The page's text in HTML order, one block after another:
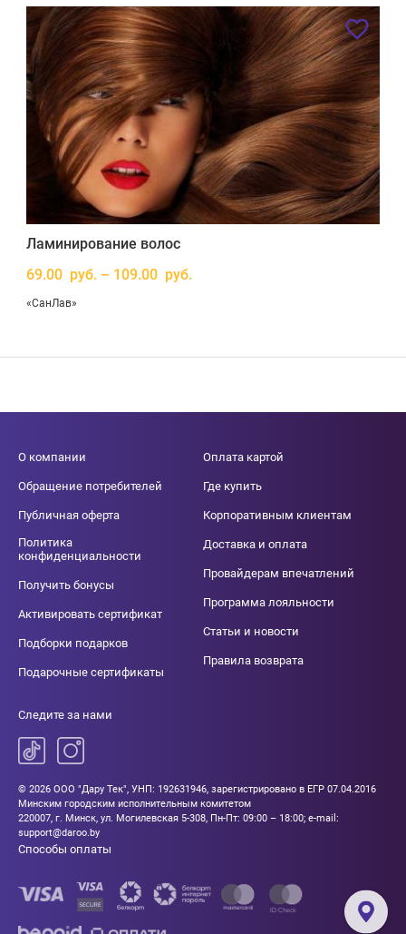
Ламинирование волос
69.00 руб. – 109.00 руб.
«СанЛав»
О компании
Обращение потребителей
Публичная оферта
Политика
конфиденциальности
Получить бонусы
Активировать сертификат
Подборки подарков
Подарочные сертификаты
Оплата картой
Где купить
Корпоративным клиентам
Доставка и оплата
Провайдерам впечатлений
Программа лояльности
Статьи и новости
Правила возврата
Следите за нами
© 2026 ООО "Дару Тек", УНП: 192631946, зарегистрировано в ЕГР 07.04.2016
Минским городским исполнительным комитетом
220007, г. Минск, ул. Могилевская 5-308, Пн-Пт: 09:00 – 18:00; e-mail:
support@daroo.by
Способы оплаты